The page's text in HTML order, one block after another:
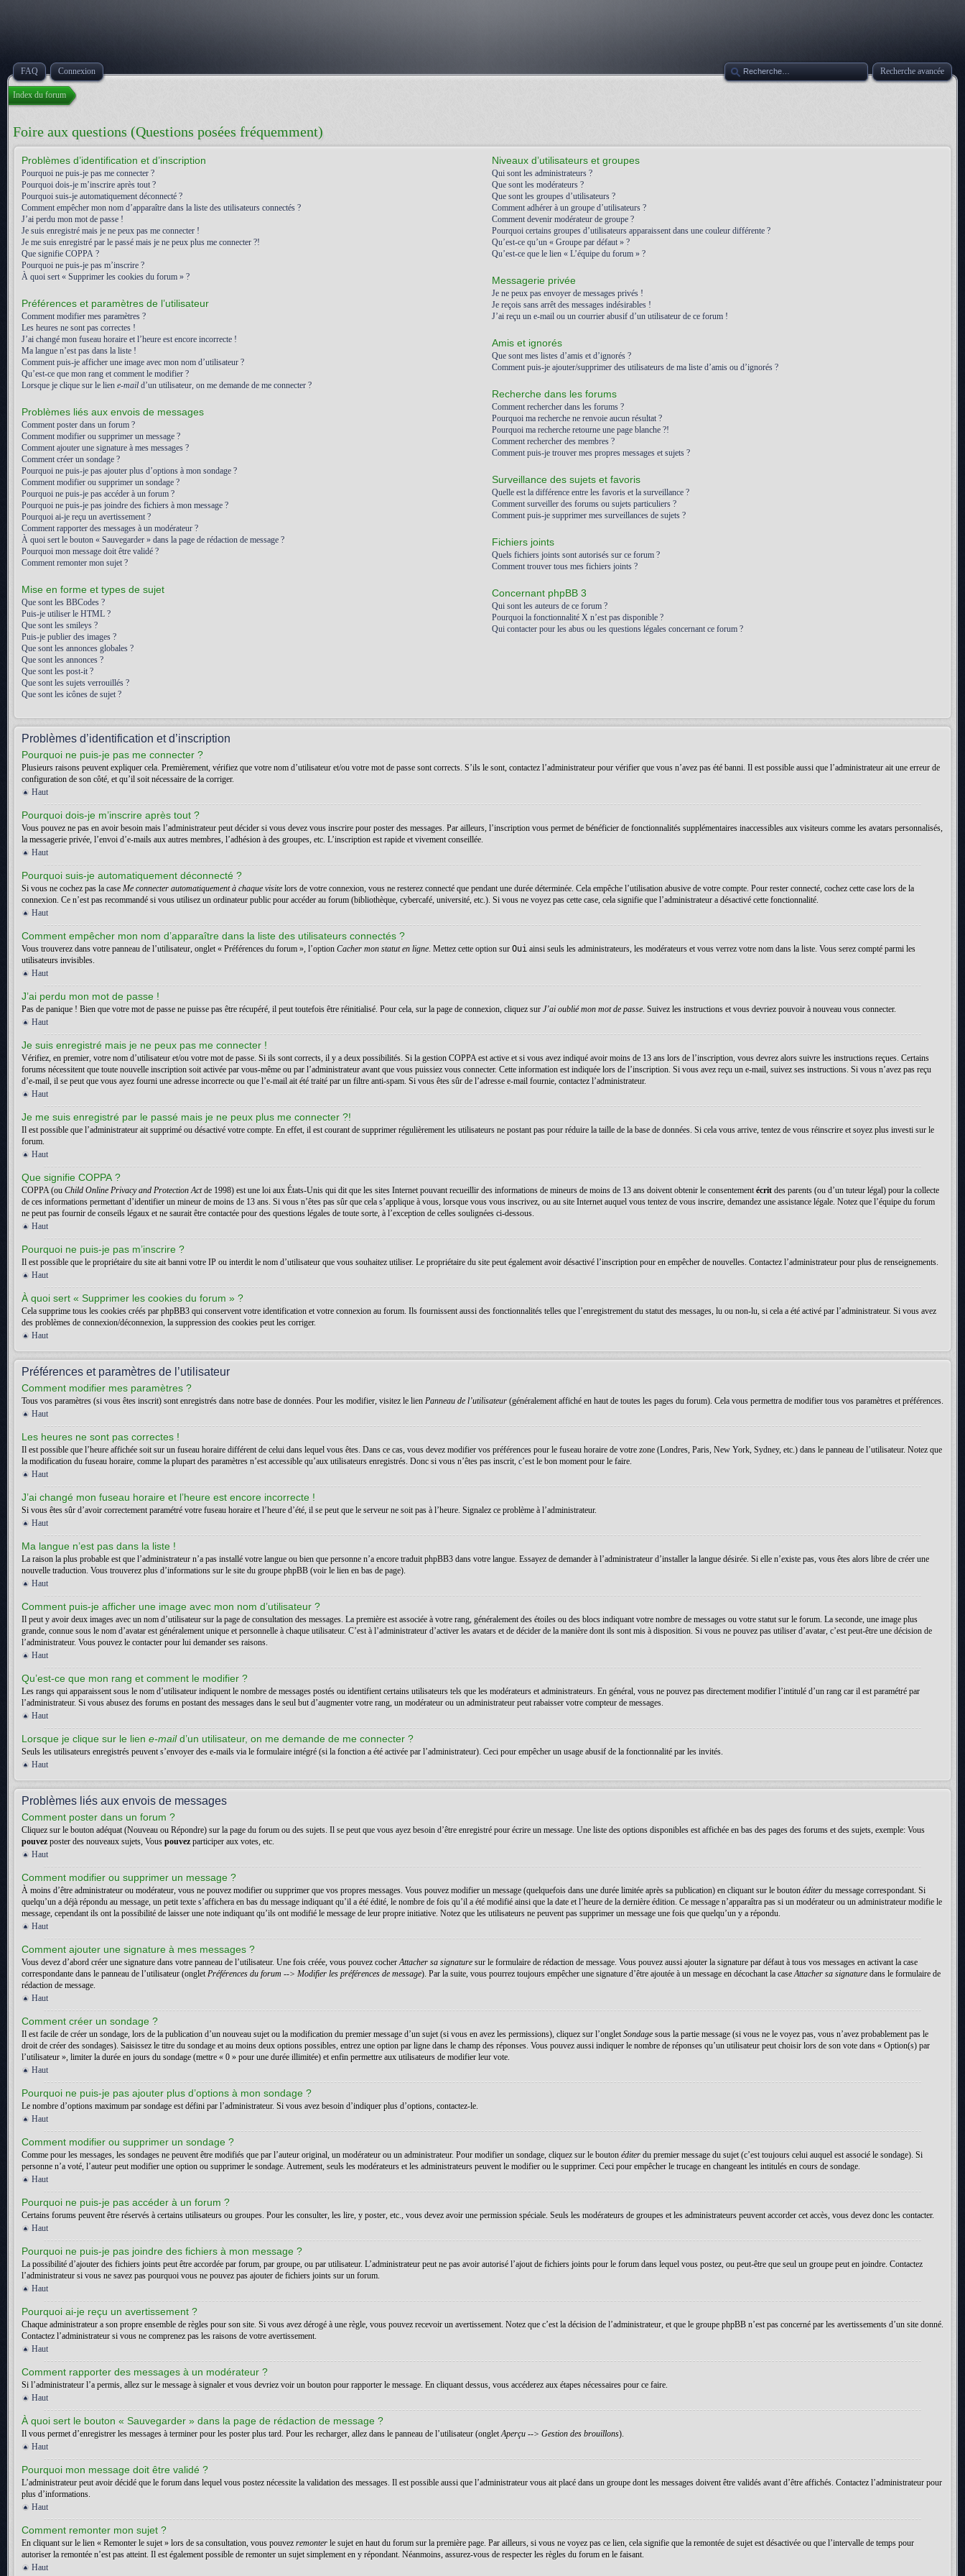
FAQ Connexion Recherche avancée
Index du forum
Foire aux questions (Questions posées fréquemment)
Problèmes d’identification et d’inscription
Pourquoi ne puis-je pas me connecter ?
Pourquoi dois-je m’inscrire après tout ?
Pourquoi suis-je automatiquement déconnecté ?
Comment empêcher mon nom d’apparaître dans la liste des utilisateurs connectés ?
J’ai perdu mon mot de passe !
Je suis enregistré mais je ne peux pas me connecter !
Je me suis enregistré par le passé mais je ne peux plus me connecter ?!
Que signifie COPPA ?
Pourquoi ne puis-je pas m’inscrire ?
À quoi sert « Supprimer les cookies du forum » ?
Préférences et paramètres de l’utilisateur
Comment modifier mes paramètres ?
Les heures ne sont pas correctes !
J’ai changé mon fuseau horaire et l’heure est encore incorrecte !
Ma langue n’est pas dans la liste !
Comment puis-je afficher une image avec mon nom d’utilisateur ?
Qu’est-ce que mon rang et comment le modifier ?
Lorsque je clique sur le lien e-mail d’un utilisateur, on me demande de me connecter ?
Problèmes liés aux envois de messages
Comment poster dans un forum ?
Comment modifier ou supprimer un message ?
Comment ajouter une signature à mes messages ?
Comment créer un sondage ?
Pourquoi ne puis-je pas ajouter plus d’options à mon sondage ?
Comment modifier ou supprimer un sondage ?
Pourquoi ne puis-je pas accéder à un forum ?
Pourquoi ne puis-je pas joindre des fichiers à mon message ?
Pourquoi ai-je reçu un avertissement ?
Comment rapporter des messages à un modérateur ?
À quoi sert le bouton « Sauvegarder » dans la page de rédaction de message ?
Pourquoi mon message doit être validé ?
Comment remonter mon sujet ?
Mise en forme et types de sujet
Que sont les BBCodes ?
Puis-je utiliser le HTML ?
Que sont les smileys ?
Puis-je publier des images ?
Que sont les annonces globales ?
Que sont les annonces ?
Que sont les post-it ?
Que sont les sujets verrouillés ?
Que sont les icônes de sujet ?
Niveaux d’utilisateurs et groupes
Qui sont les administrateurs ?
Que sont les modérateurs ?
Que sont les groupes d’utilisateurs ?
Comment adhérer à un groupe d’utilisateurs ?
Comment devenir modérateur de groupe ?
Pourquoi certains groupes d’utilisateurs apparaissent dans une couleur différente ?
Qu’est-ce qu’un « Groupe par défaut » ?
Qu’est-ce que le lien « L’équipe du forum » ?
Messagerie privée
Je ne peux pas envoyer de messages privés !
Je reçois sans arrêt des messages indésirables !
J’ai reçu un e-mail ou un courrier abusif d’un utilisateur de ce forum !
Amis et ignorés
Que sont mes listes d’amis et d’ignorés ?
Comment puis-je ajouter/supprimer des utilisateurs de ma liste d’amis ou d’ignorés ?
Recherche dans les forums
Comment rechercher dans les forums ?
Pourquoi ma recherche ne renvoie aucun résultat ?
Pourquoi ma recherche retourne une page blanche ?!
Comment rechercher des membres ?
Comment puis-je trouver mes propres messages et sujets ?
Surveillance des sujets et favoris
Quelle est la différence entre les favoris et la surveillance ?
Comment surveiller des forums ou sujets particuliers ?
Comment puis-je supprimer mes surveillances de sujets ?
Fichiers joints
Quels fichiers joints sont autorisés sur ce forum ?
Comment trouver tous mes fichiers joints ?
Concernant phpBB 3
Qui sont les auteurs de ce forum ?
Pourquoi la fonctionnalité X n’est pas disponible ?
Qui contacter pour les abus ou les questions légales concernant ce forum ?
Problèmes d’identification et d’inscription
Pourquoi ne puis-je pas me connecter ?
Plusieurs raisons peuvent expliquer cela. Premièrement, vérifiez que votre nom d’utilisateur et/ou votre mot de passe sont corrects. S’ils le sont, contactez l’administrateur pour vérifier que vous n’avez pas été banni. Il est possible aussi que l’administrateur ait une erreur de
configuration de son côté, et qu’il soit nécessaire de la corriger.
Haut
Pourquoi dois-je m’inscrire après tout ?
Vous pouvez ne pas en avoir besoin mais l’administrateur peut décider si vous devez vous inscrire pour poster des messages. Par ailleurs, l’inscription vous permet de bénéficier de fonctionnalités supplémentaires inaccessibles aux visiteurs comme les avatars personnalisés,
la messagerie privée, l’envoi d’e-mails aux autres membres, l’adhésion à des groupes, etc. L’inscription est rapide et vivement conseillée.
Haut
Pourquoi suis-je automatiquement déconnecté ?
Si vous ne cochez pas la case Me connecter automatiquement à chaque visite lors de votre connexion, vous ne resterez connecté que pendant une durée déterminée. Cela empêche l’utilisation abusive de votre compte. Pour rester connecté, cochez cette case lors de la
connexion. Ce n’est pas recommandé si vous utilisez un ordinateur public pour accéder au forum (bibliothèque, cybercafé, université, etc.). Si vous ne voyez pas cette case, cela signifie que l’administrateur a désactivé cette fonctionnalité.
Haut
Comment empêcher mon nom d’apparaître dans la liste des utilisateurs connectés ?
Vous trouverez dans votre panneau de l’utilisateur, onglet « Préférences du forum », l’option Cacher mon statut en ligne. Mettez cette option sur Oui ainsi seuls les administrateurs, les modérateurs et vous verrez votre nom dans la liste. Vous serez compté parmi les
utilisateurs invisibles.
Haut
J’ai perdu mon mot de passe !
Pas de panique ! Bien que votre mot de passe ne puisse pas être récupéré, il peut toutefois être réinitialisé. Pour cela, sur la page de connexion, cliquez sur J’ai oublié mon mot de passe. Suivez les instructions et vous devriez pouvoir à nouveau vous connecter.
Haut
Je suis enregistré mais je ne peux pas me connecter !
Vérifiez, en premier, votre nom d’utilisateur et/ou votre mot de passe. Si ils sont corrects, il y a deux possibilités. Si la gestion COPPA est active et si vous avez indiqué avoir moins de 13 ans lors de l’inscription, vous devrez alors suivre les instructions reçues. Certains
forums nécessitent que toute nouvelle inscription soit activée par vous-même ou par l’administrateur avant que vous puissiez vous connecter. Cette information est indiquée lors de l’inscription. Si vous avez reçu un e-mail, suivez ses instructions. Si vous n’avez pas reçu
d’e-mail, il se peut que vous ayez fourni une adresse incorrecte ou que l’e-mail ait été traité par un filtre anti-spam. Si vous êtes sûr de l’adresse e-mail fournie, contactez l’administrateur.
Haut
Je me suis enregistré par le passé mais je ne peux plus me connecter ?!
Il est possible que l’administrateur ait supprimé ou désactivé votre compte. En effet, il est courant de supprimer régulièrement les utilisateurs ne postant pas pour réduire la taille de la base de données. Si cela vous arrive, tentez de vous réinscrire et soyez plus investi sur le
forum.
Haut
Que signifie COPPA ?
COPPA (ou Child Online Privacy and Protection Actde 1998) est une loi aux États-Unis qui dit que les sites Internet pouvant recueillir des informations de mineurs de moins de 13 ans doivent obtenir le consentementécrit des parents (ou d’un tuteur légal) pour la collecte
de ces informations permettant d’identifier un mineur de moins de 13 ans. Si vous n’êtes pas sûr que cela s’applique à vous, lorsque vous vous inscrivez, ou au site Internet auquel vous tentez de vous inscrire, demandez une assistance légale. Notez que l’équipe du forum
ne peut pas fournir de conseils légaux et ne saurait être contactée pour des questions légales de toute sorte, à l’exception de celles soulignées ci-dessous.
Haut
Pourquoi ne puis-je pas m’inscrire ?
Il est possible que le propriétaire du site ait banni votre IP ou interdit le nom d’utilisateur que vous souhaitez utiliser. Le propriétaire du site peut également avoir désactivé l’inscription pour en empêcher de nouvelles. Contactez l’administrateur pour plus de renseignements.
Haut
À quoi sert « Supprimer les cookies du forum » ?
Cela supprime tous les cookies créés par phpBB3 qui conservent votre identification et votre connexion au forum. Ils fournissent aussi des fonctionnalités telles que l’enregistrement du statut des messages, lu ou non-lu, si cela a été activé par l’administrateur. Si vous avez
des problèmes de connexion/déconnexion, la suppression des cookies peut les corriger.
Haut
Préférences et paramètres de l’utilisateur
Comment modifier mes paramètres ?
Tous vos paramètres (si vous êtes inscrit) sont enregistrés dans notre base de données. Pour les modifier, visitez le lien Panneau de l’utilisateur (généralement affiché en haut de toutes les pages du forum). Cela vous permettra de modifier tous vos paramètres et préférences.
Haut
Les heures ne sont pas correctes !
Il est possible que l’heure affichée soit sur un fuseau horaire différent de celui dans lequel vous êtes. Dans ce cas, vous devez modifier vos préférences pour le fuseau horaire de votre zone (Londres, Paris, New York, Sydney, etc.) dans le panneau de l’utilisateur. Notez que
la modification du fuseau horaire, comme la plupart des paramètres n’est accessible qu’aux utilisateurs enregistrés. Donc si vous n’êtes pas inscrit, c’est le bon moment pour le faire.
Haut
J’ai changé mon fuseau horaire et l’heure est encore incorrecte !
Si vous êtes sûr d’avoir correctement paramétré votre fuseau horaire et l’heure d’été, il se peut que le serveur ne soit pas à l’heure. Signalez ce problème à l’administrateur.
Haut
Ma langue n’est pas dans la liste !
La raison la plus probable est que l’administrateur n’a pas installé votre langue ou bien que personne n’a encore traduit phpBB3 dans votre langue. Essayez de demander à l’administrateur d’installer la langue désirée. Si elle n’existe pas, vous êtes alors libre de créer une
nouvelle traduction. Vous trouverez plus d’informations sur le site du groupe phpBB (voir le lien en bas de page).
Haut
Comment puis-je afficher une image avec mon nom d’utilisateur ?
Il peut y avoir deux images avec un nom d’utilisateur sur la page de consultation des messages. La première est associée à votre rang, généralement des étoiles ou des blocs indiquant votre nombre de messages ou votre statut sur le forum. La seconde, une image plus
grande, connue sous le nom d’avatar est généralement unique et personnelle à chaque utilisateur. C’est à l’administrateur d’activer les avatars et de décider de la manière dont ils sont mis à disposition. Si vous ne pouvez pas utiliser d’avatar, c’est peut-être une décision de
l’administrateur. Vous pouvez le contacter pour lui demander ses raisons.
Haut
Qu’est-ce que mon rang et comment le modifier ?
Les rangs qui apparaissent sous le nom d’utilisateur indiquent le nombre de messages postés ou identifient certains utilisateurs tels que les modérateurs et administrateurs. En général, vous ne pouvez pas directement modifier l’intitulé d’un rang car il est paramétré par
l’administrateur. Si vous abusez des forums en postant des messages dans le seul but d’augmenter votre rang, un modérateur ou un administrateur peut rabaisser votre compteur de messages.
Haut
Lorsque je clique sur le lien e-maild’un utilisateur, on me demande de me connecter ?
Seuls les utilisateurs enregistrés peuvent s’envoyer des e-mails via le formulaire intégré (si la fonction a été activée par l’administrateur). Ceci pour empêcher un usage abusif de la fonctionnalité par les invités.
Haut
Problèmes liés aux envois de messages
Comment poster dans un forum ?
Cliquez sur le bouton adéquat (Nouveau ou Répondre) sur la page du forum ou des sujets. Il se peut que vous ayez besoin d’être enregistré pour écrire un message. Une liste des options disponibles est affichée en bas des pages des forums et des sujets, exemple: Vous
pouvez poster des nouveaux sujets, Vous pouvez participer aux votes, etc.
Haut
Comment modifier ou supprimer un message ?
À moins d’être administrateur ou modérateur, vous ne pouvez modifier ou supprimer que vos propres messages. Vous pouvez modifier un message (quelquefois dans une durée limitée après sa publication) en cliquant sur le bouton éditer du message correspondant. Si
quelqu’un a déjà répondu au message, un petit texte s’affichera en bas du message indiquant qu’il a été édité, le nombre de fois qu’il a été modifié ainsi que la date et l’heure de la dernière édition. Ce message n’apparaîtra pas si un modérateur ou un administrateur modifie le
message, cependant ils ont la possibilité de laisser une note indiquant qu’ils ont modifié le message de leur propre initiative. Notez que les utilisateurs ne peuvent pas supprimer un message une fois que quelqu’un y a répondu.
Haut
Comment ajouter une signature à mes messages ?
Vous devez d’abord créer une signature dans votre panneau de l’utilisateur. Une fois créée, vous pouvez cocherAttacher sa signature sur le formulaire de rédaction de message. Vous pouvez aussi ajouter la signature par défaut à tous vos messages en activant la case
correspondante dans le panneau de l’utilisateur (ongletPréférences du forum --> Modifier les préférences de message). Par la suite, vous pourrez toujours empêcher une signature d’être ajoutée à un message en décochant la caseAttacher sa signature dans le formulaire de
rédaction de message.
Haut
Comment créer un sondage ?
Il est facile de créer un sondage, lors de la publication d’un nouveau sujet ou la modification du premier message d’un sujet (si vous en avez les permissions), cliquez sur l’ongletSondage sous la partie message (si vous ne le voyez pas, vous n’avez probablement pas le
droit de créer des sondages). Saisissez le titre du sondage et au moins deux options possibles, entrez une option par ligne dans le champ des réponses. Vous pouvez aussi indiquer le nombre de réponses qu’un utilisateur peut choisir lors de son vote dans « Option(s) par
l’utilisateur », limiter la durée en jours du sondage (mettre « 0 » pour une durée illimitée) et enfin permettre aux utilisateurs de modifier leur vote.
Haut
Pourquoi ne puis-je pas ajouter plus d’options à mon sondage ?
Le nombre d’options maximum par sondage est défini par l’administrateur. Si vous avez besoin d’indiquer plus d’options, contactez-le.
Haut
Comment modifier ou supprimer un sondage ?
Comme pour les messages, les sondages ne peuvent être modifiés que par l’auteur original, un modérateur ou un administrateur. Pour modifier un sondage, cliquez sur le bouton éditer du premier message du sujet (c’est toujours celui auquel est associé le sondage). Si
personne n’a voté, l’auteur peut modifier une option ou supprimer le sondage. Autrement, seuls les modérateurs et les administrateurs peuvent le modifier ou le supprimer. Ceci pour empêcher le trucage en changeant les intitulés en cours de sondage.
Haut
Pourquoi ne puis-je pas accéder à un forum ?
Certains forums peuvent être réservés à certains utilisateurs ou groupes. Pour les consulter, les lire, y poster, etc., vous devez avoir une permission spéciale. Seuls les modérateurs de groupes et les administrateurs peuvent accorder cet accès, vous devez donc les contacter.
Haut
Pourquoi ne puis-je pas joindre des fichiers à mon message ?
La possibilité d’ajouter des fichiers joints peut être accordée par forum, par groupe, ou par utilisateur. L’administrateur peut ne pas avoir autorisé l’ajout de fichiers joints pour le forum dans lequel vous postez, ou peut-être que seul un groupe peut en joindre. Contactez
l’administrateur si vous ne savez pas pourquoi vous ne pouvez pas ajouter de fichiers joints sur un forum.
Haut
Pourquoi ai-je reçu un avertissement ?
Chaque administrateur a son propre ensemble de règles pour son site. Si vous avez dérogé à une règle, vous pouvez recevoir un avertissement. Notez que c’est la décision de l’administrateur, et que le groupe phpBB n’est pas concerné par les avertissements d’un site donné.
Contactez l’administrateur si vous ne comprenez pas les raisons de votre avertissement.
Haut
Comment rapporter des messages à un modérateur ?
Si l’administrateur l’a permis, allez sur le message à signaler et vous devriez voir un bouton pour rapporter le message. En cliquant dessus, vous accéderez aux étapes nécessaires pour ce faire.
Haut
À quoi sert le bouton « Sauvegarder » dans la page de rédaction de message ?
Il vous permet d’enregistrer les messages à terminer pour les poster plus tard. Pour les recharger, allez dans le panneau de l’utilisateur (ongletAperçu --> Gestion des brouillons).
Haut
Pourquoi mon message doit être validé ?
L’administrateur peut avoir décidé que le forum dans lequel vous postez nécessite la validation des messages. Il est possible aussi que l’administrateur vous ait placé dans un groupe dont les messages doivent être validés avant d’être affichés. Contactez l’administrateur pour
plus d’informations.
Haut
Comment remonter mon sujet ?
En cliquant sur le lien « Remonter le sujet » lors de sa consultation, vous pouvez remonter le sujet en haut du forum sur la première page. Par ailleurs, si vous ne voyez pas ce lien, cela signifie que la remontée de sujet est désactivée ou que l’intervalle de temps pour
autoriser la remontée n’est pas atteint. Il est également possible de remonter un sujet simplement en y répondant. Néanmoins, assurez-vous de respecter les règles du forum en le faisant.
Haut